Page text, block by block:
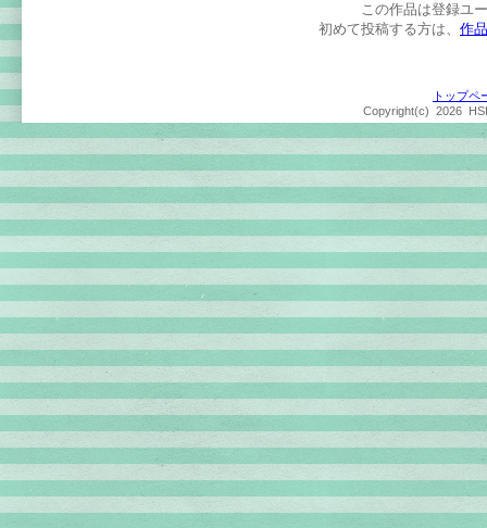
この作品は登録ユ
初めて投稿する方は、 作
トップペ
Copyright(c)2026